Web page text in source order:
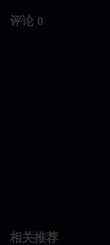
评论 0
相关推荐